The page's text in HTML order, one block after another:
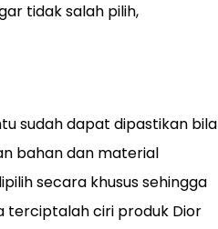
tidak salah pilih,
sudah dapat dipastikan bila
bahan dan material
secara khusus sehingga
terciptalah ciri produk Dior